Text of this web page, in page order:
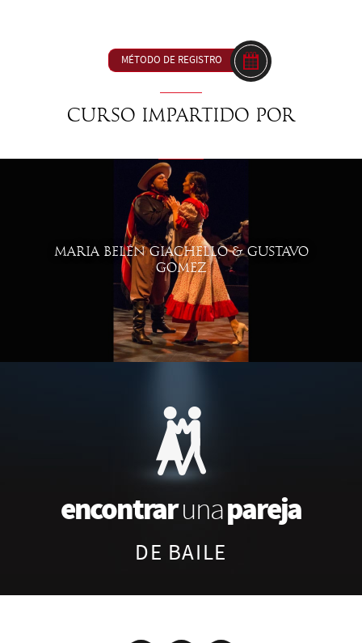
MÉTODO DE REGISTRO
Curso impartido por
MARIA BELÉN GIACHELLO & GUSTAVO
GOMEZ
encontrarunapareja
DE BAILE